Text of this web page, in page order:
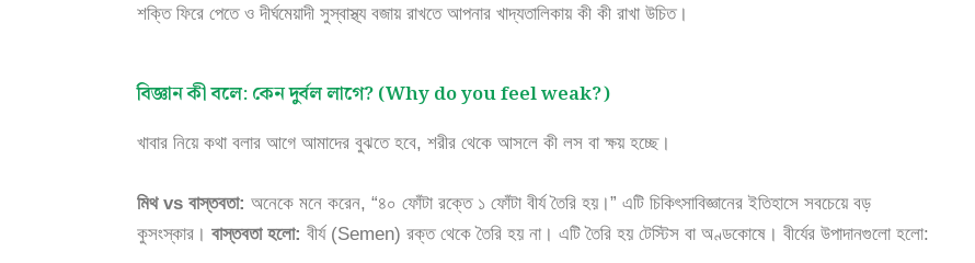
শক্তি ফিরে পেতে ও দীর্ঘমেয়াদী সুস্বাস্থ্য বজায় রাখতে আপনার খাদ্যতালিকায় কী কী রাখা উচিত।
বিজ্ঞান কী বলে: কেন দুর্বল লাগে? (Why do you feel weak?)
খাবার নিয়ে কথা বলার আগে আমাদের বুঝতে হবে, শরীর থেকে আসলে কী লস বা ক্ষয় হচ্ছে।
মিথ vs বাস্তবতা: অনেকে মনে করেন, “৪০ ফোঁটা রক্তে ১ ফোঁটা বীর্য তৈরি হয়।” এটি চিকিৎসাবিজ্ঞানের ইতিহাসে সবচেয়ে বড়
কুসংস্কার। বাস্তবতা হলো: বীর্য (Semen) রক্ত থেকে তৈরি হয় না। এটি তৈরি হয় টেস্টিস বা অণ্ডকোষে। বীর্যের উপাদানগুলো হলো: